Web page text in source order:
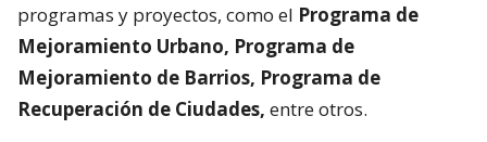
programas y proyectos, como el Programa de
Mejoramiento Urbano, Programa de
Mejoramiento de Barrios, Programa de
Recuperación de Ciudades, entre otros.